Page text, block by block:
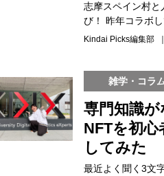
志摩スペイン村と
び！ 昨年コラボ
Kindai Picks編集部
雑学・コラ
専門知識が
NFTを初心
してみた
最近よく聞く3文